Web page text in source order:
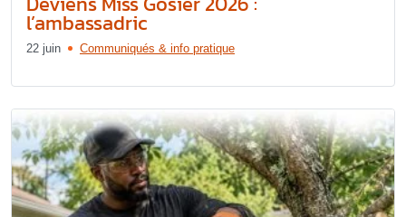
l’ambassadric
22 juin Communiqués & info pratique